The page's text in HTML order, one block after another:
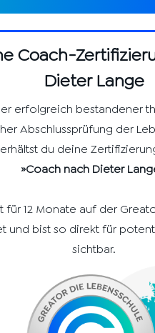
Coach-
Dieter Lange
erfolgreich bestandener
Abschlussprüfung der
erhältst du deine
»Coach nach Dieter
für 12 Monate auf der
und bist so direkt für
sichtbar.